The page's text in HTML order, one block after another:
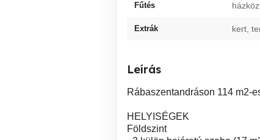
Fűtés
Extrák kert,
Leírás
Rábaszentandráson 114 m2-
HELYISÉGEK
Földszint